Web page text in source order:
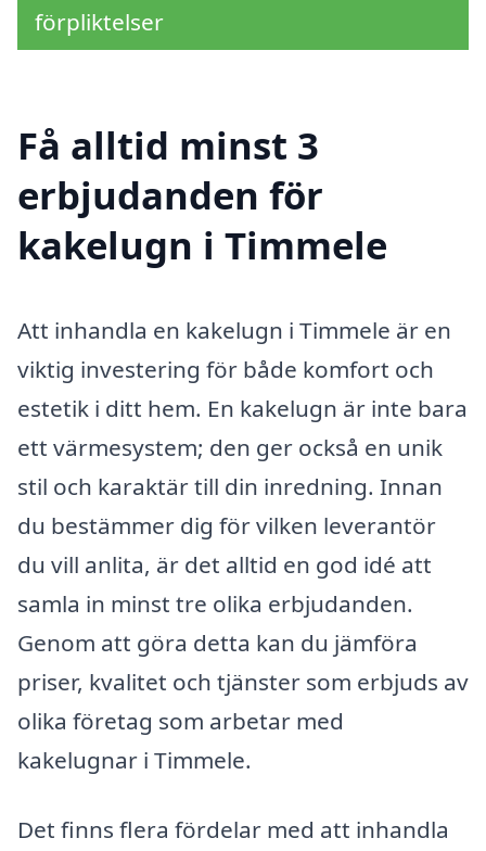
förpliktelser
Få alltid minst 3
erbjudanden för
kakelugn i Timmele
Att inhandla en kakelugn i Timmele är en
viktig investering för både komfort och
estetik i ditt hem. En kakelugn är inte bara
ett värmesystem; den ger också en unik
stil och karaktär till din inredning. Innan
du bestämmer dig för vilken leverantör
du vill anlita, är det alltid en god idé att
samla in minst tre olika erbjudanden.
Genom att göra detta kan du jämföra
priser, kvalitet och tjänster som erbjuds av
olika företag som arbetar med
kakelugnar i Timmele.
Det finns flera fördelar med att inhandla